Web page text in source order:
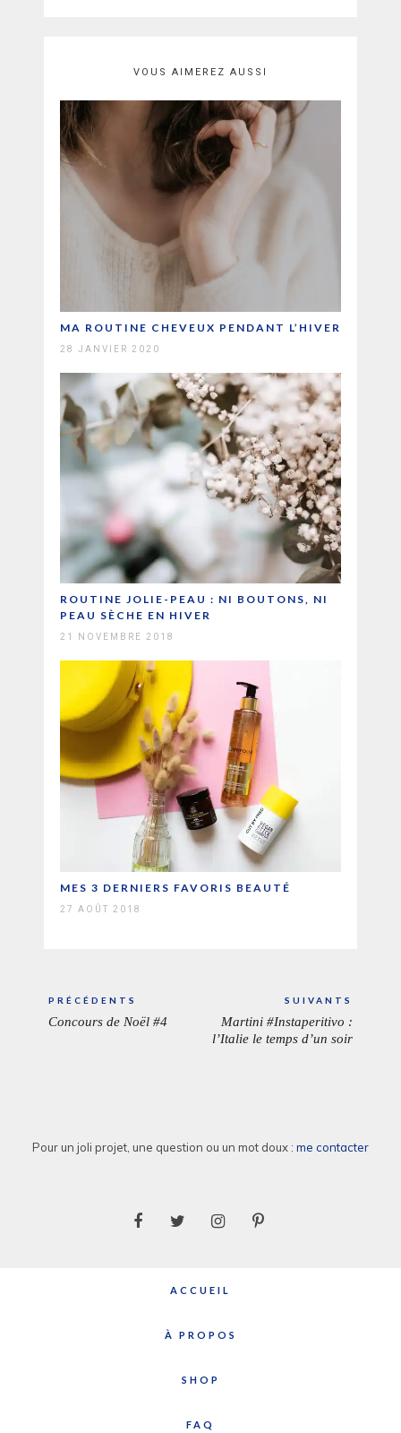
VOUS AIMEREZ AUSSI
MA ROUTINE CHEVEUX PENDANT L’HIVER
28 JANVIER 2020
ROUTINE JOLIE-PEAU : NI BOUTONS, NI
PEAU SÈCHE EN HIVER
21 NOVEMBRE 2018
MES 3 DERNIERS FAVORIS BEAUTÉ
27 AOÛT 2018
PRÉCÉDENTS
ARTICLE
Concours de Noël #4
SUIVANTS
Martini #Instaperitivo :
l’Italie le temps d’un soir
Pour un joli projet, une question ou un mot doux : me contacter
ACCUEIL
À PROPOS
SHOP
FAQ